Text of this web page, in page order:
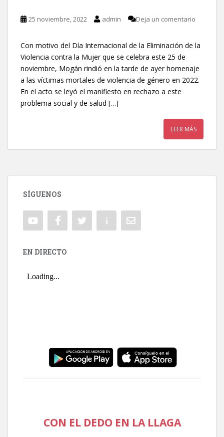
25 noviembre, 2022 admin Deja un comentario
Con motivo del Día Internacional de la Eliminación de la
Violencia contra la Mujer que se celebra este 25 de
noviembre, Mogán rindió en la tarde de ayer homenaje
a las víctimas mortales de violencia de género en 2022.
En el acto se leyó el manifiesto en rechazo a este
problema social y de salud […]
LEER MÁS
SÍGUENOS
EN DIRECTO
CON EL DEDO EN LA LLAGA